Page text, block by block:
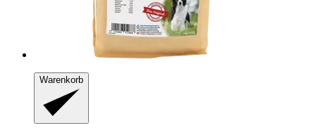
Warenkorb